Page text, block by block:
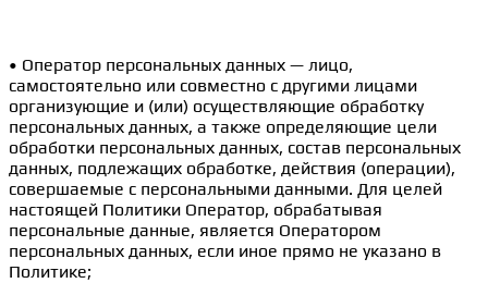
• Оператор персональных данных — лицо,
самостоятельно или совместно с другими лицами
организующие и (или) осуществляющие обработку
персональных данных, а также определяющие цели
обработки персональных данных, состав персональных
данных, подлежащих обработке, действия (операции),
совершаемые с персональными данными. Для целей
настоящей Политики Оператор, обрабатывая
персональные данные, является Оператором
персональных данных, если иное прямо не указано в
Политике;